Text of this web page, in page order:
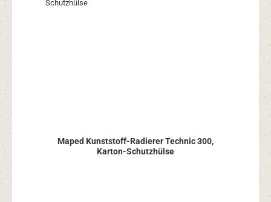
Maped Kunststoff-Radierer Technic 300,
Karton-Schutzhülse